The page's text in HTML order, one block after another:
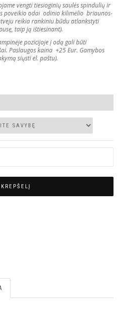
vengti tiesioginių saulės spindulių ir
poveikio odai odinio kilimėlio briaunos-
reikia rankiniu būdu atlankstyti
taip ją ištiesinant).
pozicijoje į odą gali būti
Paslaugos kaina +25 Eur. Gamybos
siųsti el. paštu).